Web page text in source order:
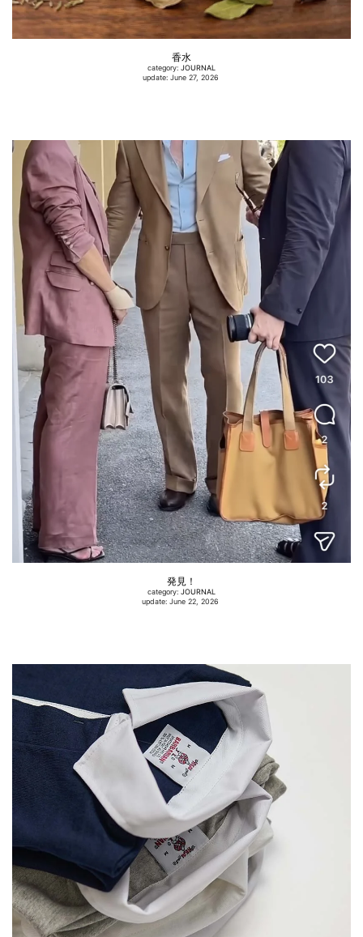
香水
category: JOURNAL
update: June 27, 2026
発見！
category: JOURNAL
update: June 22, 2026